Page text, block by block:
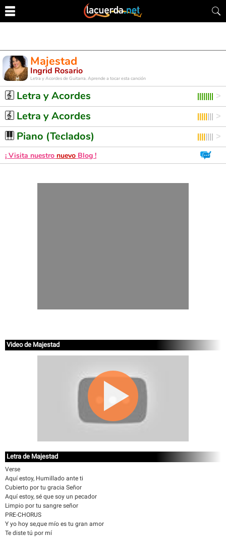
Majestad
Ingrid Rosario
Letra y Acordes de Guitarra. Aprende a tocar esta canción
Letra y Acordes
Letra y Acordes
Piano (Teclados)
¡ Visita nuestro nuevo Blog !
Video de Majestad
Letra de Majestad
Verse
Aquí estoy, Humillado ante ti
Cubierto por tu gracia Señor
Aquí estoy, sé que soy un pecador
Limpio por tu sangre señor
PRE-CHORUS
Y yo hoy se,que mío es tu gran amor
Te diste tú por mí